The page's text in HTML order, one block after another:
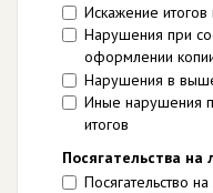
Искажение
Нарушения при
оформлении
Нарушения в
Иные нарушения
итогов
Посягательства на
Посягательство